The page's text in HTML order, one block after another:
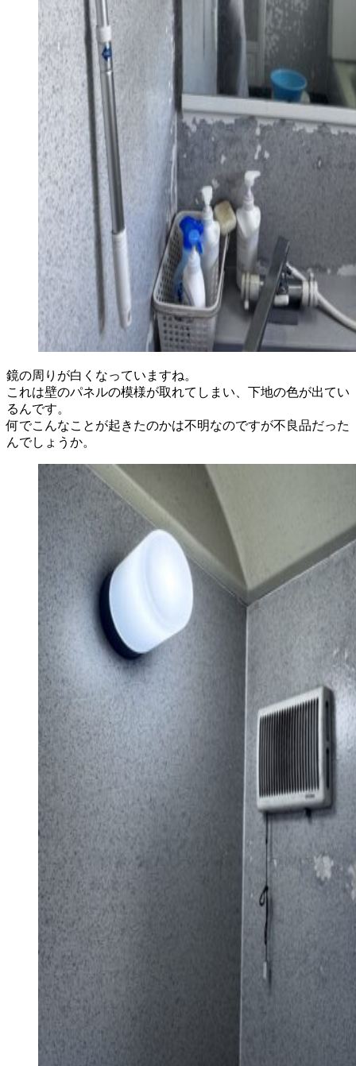
鏡の周りが白くなっていますね。
これは壁のパネルの模様が取れてしまい、下地の色が出てい
るんです。
何でこんなことが起きたのかは不明なのですが不良品だった
んでしょうか。